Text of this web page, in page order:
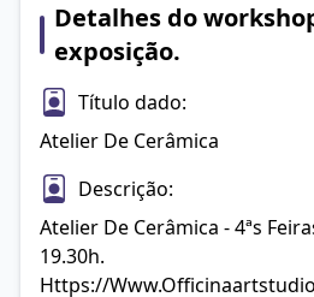
Detalhes do
exposição.
Título dado:
Atelier De Cerâmica
Descrição:
Atelier De Cerâmica - 4ªs
19.30h.
Https://